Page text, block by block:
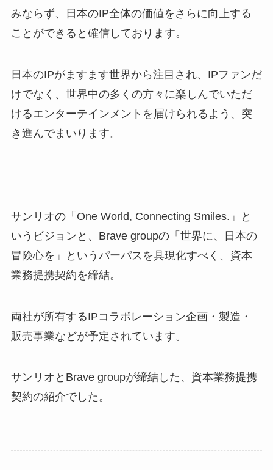
みならず、日本のIP全体の価値をさらに向上する
ことができると確信しております。
日本のIPがますます世界から注目され、IPファンだ
けでなく、世界中の多くの方々に楽しんでいただ
けるエンターテインメントを届けられるよう、突
き進んでまいります。
サンリオの「One World, Connecting Smiles.」と
いうビジョンと、Brave groupの「世界に、日本の
冒険心を」というパーパスを具現化すべく、資本
業務提携契約を締結。
両社が所有するIPコラボレーション企画・製造・
販売事業などが予定されています。
サンリオとBrave groupが締結した、資本業務提携
契約の紹介でした。